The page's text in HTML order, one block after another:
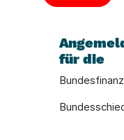
für die